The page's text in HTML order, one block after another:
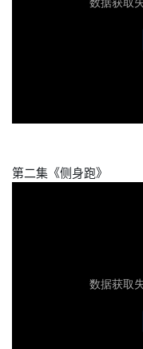
第二集《侧身跑》